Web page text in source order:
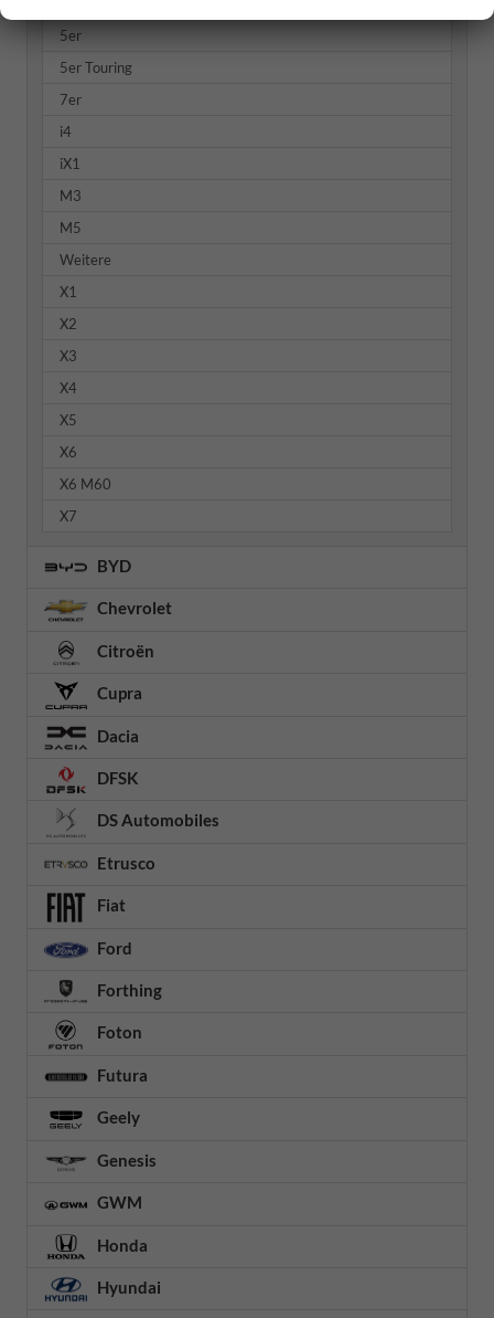
5er
5er Touring
7er
i4
iX1
M3
M5
Weitere
X1
X2
X3
X4
X5
X6
X6 M60
X7
BYD
Chevrolet
Citroën
Cupra
Dacia
DFSK
DS Automobiles
Etrusco
Fiat
Ford
Forthing
Foton
Futura
Geely
Genesis
GWM
Honda
Hyundai